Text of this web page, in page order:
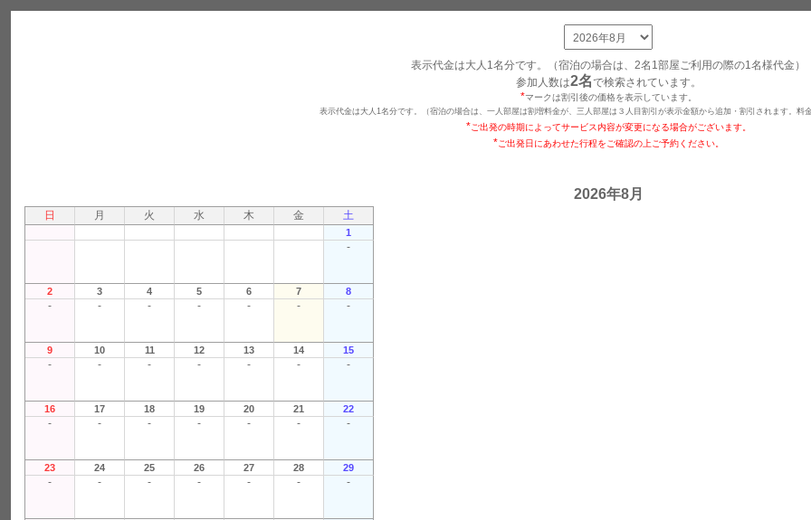
表示代金は大人1名分です。（宿泊の場合は、2名1部屋ご利用の際の1名様代金）
参加人数は2名で検索されています。
*マークは割引後の価格を表示しています。
表示代金は大人1名分です。（宿泊の場合は、一人部屋は割増料金が、三人部屋は３人目割引が表示金額から追加・割引されます。料
*ご出発の時期によってサービス内容が変更になる場合がございます。
*ご出発日にあわせた行程をご確認の上ご予約ください。
2026年8月
日 月 火 水 木 金 土
1
-
2 3 4 5 6 7 8
- - - - - - -
9 10 11 12 13 14 15
- - - - - - -
16 17 18 19 20 21 22
- - - - - - -
23 24 25 26 27 28 29
- - - - - - -